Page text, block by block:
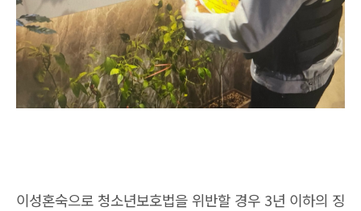
이성혼숙으로 청소년보호법을 위반할 경우 3년 이하의 징